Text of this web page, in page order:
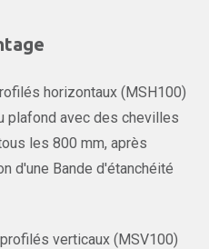
horizontaux (MSH100)
plafond avec des chevilles
les 800 mm, après
d'une Bande d'étanchéité
verticaux (MSV100)